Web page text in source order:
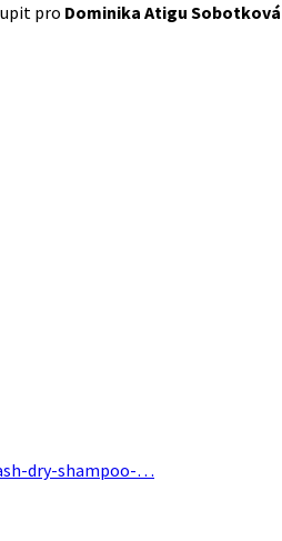
pro Dominika Atigu Sobotková
dry-shampoo-…